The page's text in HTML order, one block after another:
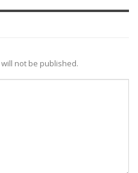
not be published.